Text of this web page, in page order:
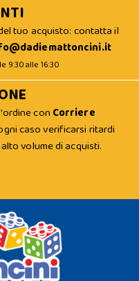
tuo acquisto: contatta il
9:30 alle 16:30
con Corriere
caso verificarsi ritardi
volume di acquisti.